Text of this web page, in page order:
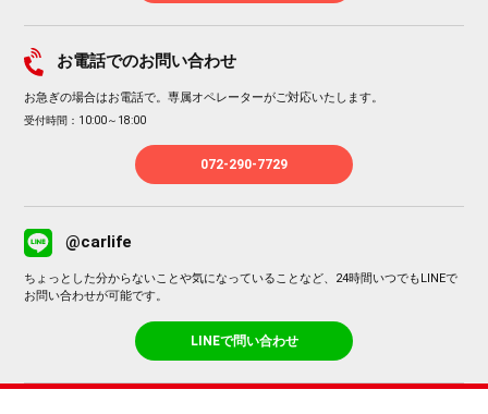
お電話でのお問い合わせ
お急ぎの場合はお電話で。専属オペレーターがご対応いたします。
受付時間：10:00～18:00
072-290-7729
@carlife
ちょっとした分からないことや気になっていることなど、24時間いつでもLINEで
お問い合わせが可能です。
LINEで問い合わせ